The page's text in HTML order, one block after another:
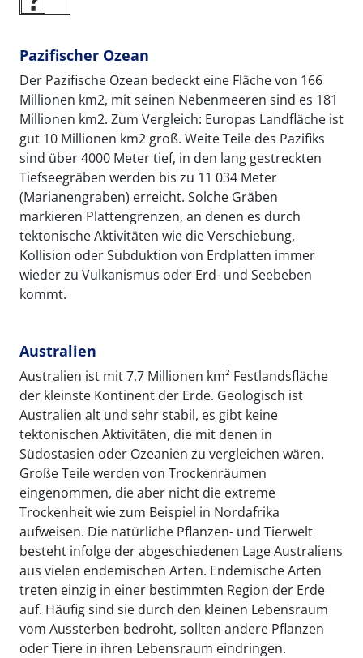
Pazifischer Ozean
Der Pazifische Ozean bedeckt eine Fläche von 166
Millionen km2, mit seinen Nebenmeeren sind es 181
Millionen km2. Zum Vergleich: Europas Landfläche ist
gut 10 Millionen km2 groß. Weite Teile des Pazifiks
sind über 4000 Meter tief, in den lang gestreckten
Tiefseegräben werden bis zu 11 034 Meter
(Marianengraben) erreicht. Solche Gräben
markieren Plattengrenzen, an denen es durch
tektonische Aktivitäten wie die Verschiebung,
Kollision oder Subduktion von Erdplatten immer
wieder zu Vulkanismus oder Erd- und Seebeben
kommt.
Australien
Australien ist mit 7,7 Millionen km² Festlandsfläche
der kleinste Kontinent der Erde. Geologisch ist
Australien alt und sehr stabil, es gibt keine
tektonischen Aktivitäten, die mit denen in
Südostasien oder Ozeanien zu vergleichen wären.
Große Teile werden von Trockenräumen
eingenommen, die aber nicht die extreme
Trockenheit wie zum Beispiel in Nordafrika
aufweisen. Die natürliche Pflanzen- und Tierwelt
besteht infolge der abgeschiedenen Lage Australiens
aus vielen endemischen Arten. Endemische Arten
treten einzig in einer bestimmten Region der Erde
auf. Häufig sind sie durch den kleinen Lebensraum
vom Aussterben bedroht, sollten andere Pflanzen
oder Tiere in ihren Lebensraum eindringen.